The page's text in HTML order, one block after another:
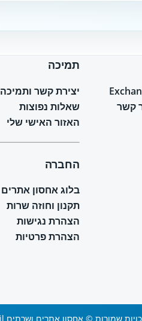
קשר
תמיכה
יצירת קשר ותמיכה
שאלות נפוצות
האזור האישי שלי
החברה
בלוג אחסון אתרים
תקנון וחוזה שרות
הצהרת נגישות
הצהרת פרטיות